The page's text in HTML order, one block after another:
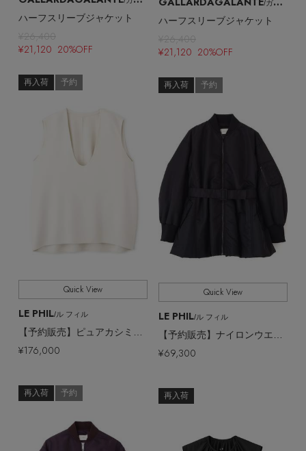
ハーフスリーブジャケット
¥26,400
¥21,120 20%OFF
/ガリャルダガランテ
ハーフスリーブジャケット
¥26,400
¥21,120 20%OFF
再入荷 予約
Quick View
LE PHIL/ル フィル
¥176,000
再入荷 予約
Quick View
LE PHIL/ル フィル
¥69,300
再入荷 予約 再入荷